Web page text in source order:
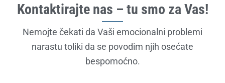
Kontaktirajte nas – tu smo za Vas!
Nemojte čekati da Vaši emocionalni problemi
narastu toliki da se povodim njih osećate
bespomoćno.